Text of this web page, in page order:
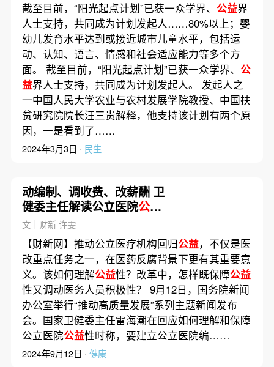
截至目前，“阳光起点计划”已获一众学界、 公益界
人士支持，共同成为计划发起人……80%以上；婴
幼儿发育水平达到或接近城市儿童水平，包括运
动、认知、语言、情感和社会适应能力等多个方
面。 截至目前，“阳光起点计划”已获一众学界、 公
益界人士支持，共同成为计划发起人。 发起人之
一中国人民大学农业与农村发展学院教授、中国扶
贫研究院院长汪三贵解释，他支持该计划有两个原
因，一是看到了……
2024年3月3日 · 民生
动编制、调收费、改薪酬 卫
健委主任解读公立医院公益
性
文｜财新 许雯
【财新网】推动公立医疗机构回归公益，不仅是医
改重点任务之一，在医药反腐背景下更有其重要意
义。该如何理解公益性？改革中，怎样既保障公益
性又调动医务人员积极性？ 9月12日，国务院新闻
办公室举行“推动高质量发展”系列主题新闻发布
会。国家卫健委主任雷海潮在回应如何理解和保障
公立医院公益性时称，要建立公立医院编……
2024年9月12日 · 健康